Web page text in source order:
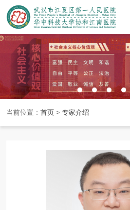
当前位置：首页 >专家介绍